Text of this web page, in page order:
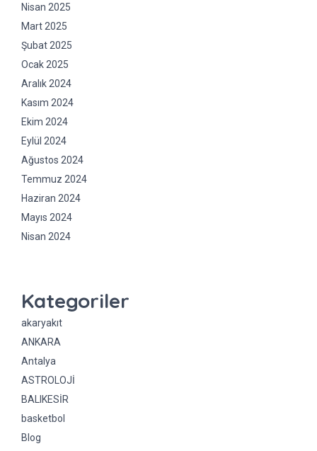
Nisan 2025
Mart 2025
Şubat 2025
Ocak 2025
Aralık 2024
Kasım 2024
Ekim 2024
Eylül 2024
Ağustos 2024
Temmuz 2024
Haziran 2024
Mayıs 2024
Nisan 2024
Kategoriler
akaryakıt
ANKARA
Antalya
ASTROLOJİ
BALIKESİR
basketbol
Blog